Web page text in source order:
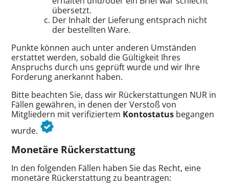
übersetzt.
Der Inhalt der Lieferung entsprach nicht
der bestellten Ware.
Punkte können auch unter anderen Umständen
erstattet werden, sobald die Gültigkeit Ihres
Anspruchs durch uns geprüft wurde und wir Ihre
Forderung anerkannt haben.
Bitte beachten Sie, dass wir Rückerstattungen NUR in
Fällen gewähren, in denen der Verstoß von
Mitgliedern mit verifiziertem Kontostatus begangen
wurde.
Monetäre Rückerstattung
In den folgenden Fällen haben Sie das Recht, eine
monetäre Rückerstattung zu beantragen: